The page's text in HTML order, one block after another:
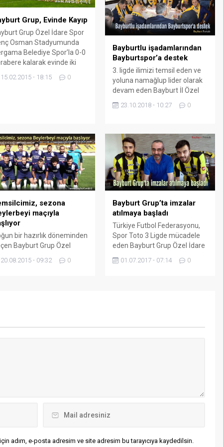
Grup, Evinde Kayıp
Grup Özel İdare Spor
Osman Stadyumunda
Belediye Spor’la 0-0
kalarak evinde iki
Spor mağlubiyetiyle
rağmen gol
bir puana razı
Bayburt Grup Özel...
15.02.2015 - 18:15 0
Bayburtlu işadamlarından
Bayburtspor’a destek
3. ligde ilimizi temsil eden ve
yoluna namağlup lider olarak
devam eden Bayburt İl Özel
İdarespor’a destek
organizasyonu düzenlendi.
boğaz turu eşliğinde
düzenlenen organizasyonda
İstanbul’da yaşayan Bayburtlu
iş adamları, memleketlerinin
takımı için büyük destek verdi.
Yaklaşık 100 iş adamının
katıldığı organizasyonda
Bayburtspor için...
23.10.2018 - 10:27 0
sezona
maçıyla
bir hazırlık döneminden
Bayburt Grup Özel
kendi evinde
Grup, yapılan yeni
20.08.2015 - 09:32 0
Bayburt Grup’ta imzalar
atılmaya başladı
Türkiye Futbol Federasyonu,
Spor Toto 3 Ligde mücadele
eden Bayburt Grup Özel İdare
transfer çalışmaları tüm
Bulut,Kırıkhan Spor’dan
01.07.2017 - 07:14 0
adım, e-posta adresim ve site adresim bu tarayıcıya kaydedilsin.